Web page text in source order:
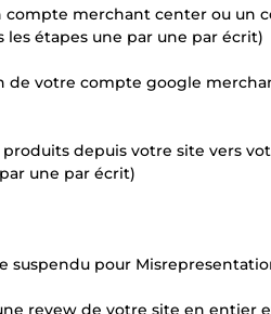
merchant center ou un
étapes une par une par écrit)
de votre compte google
depuis votre site vers
une par écrit)
suspendu pour
revew de votre site en entier